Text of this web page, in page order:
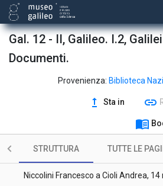
Gal. 12 - II, Galileo. I.2,
Documenti.
Provenienza: Biblioteca
upgrade Sta in link
menu_book
STRUTTURA TUTTE LE
Cioli Andrea a Niccolini Francesco, 1
Cioli Andrea a Niccolini Francesco, 9
Cioli Andrea a Niccolini Francesco,
Niccolini Francesco a Cioli Andrea,
Cioli Andrea a Niccolini Francesco,
Niccolini Francesco a Cioli Andrea,
Niccolini Francesco a Cioli Andrea,
Niccolini Francesco a Cioli Andrea,